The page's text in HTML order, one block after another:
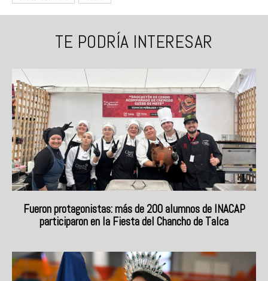
TE PODRÍA INTERESAR
Fueron protagonistas: más de 200 alumnos de INACAP
participaron en la Fiesta del Chancho de Talca